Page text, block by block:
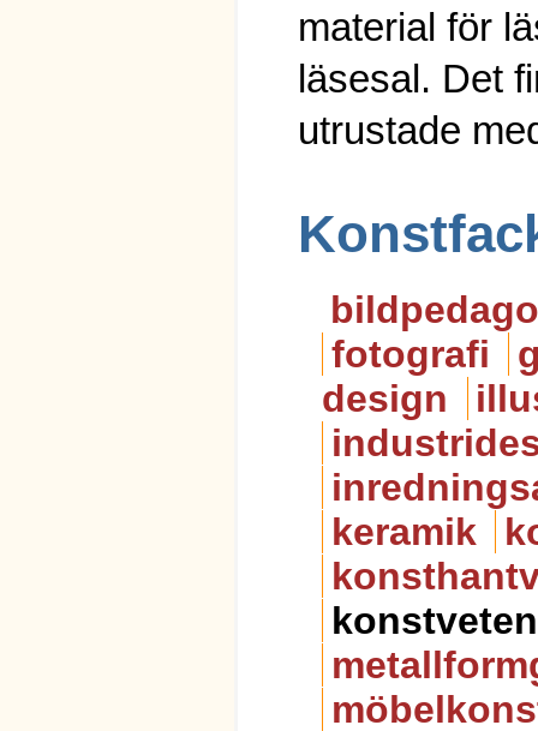
material för
läsesal. Det
utrustade
fotografi
design
keramik